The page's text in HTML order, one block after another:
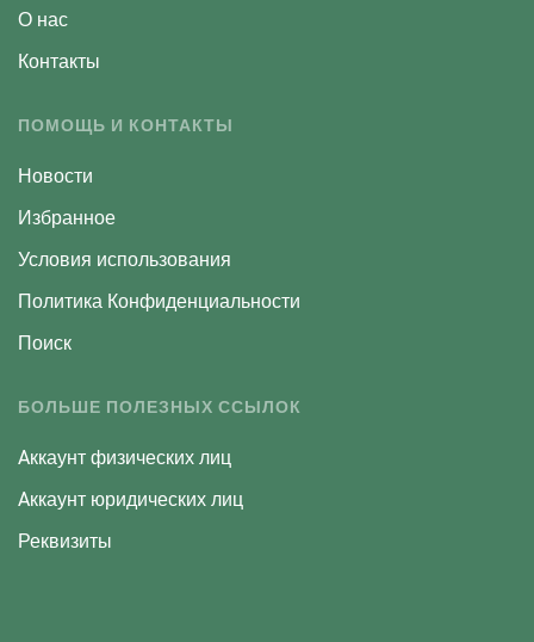
О нас
Контакты
ПОМОЩЬ И КОНТАКТЫ
Новости
Избранное
Условия использования
Политика Конфиденциальности
Поиск
БОЛЬШЕ ПОЛЕЗНЫХ ССЫЛОК
Aккаунт физических лиц
Aккаунт юридических лиц
Реквизиты